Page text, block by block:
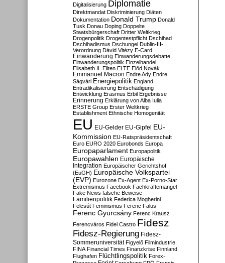
Digitalisierung Diplomatie
Direktmandat Diskriminierung Diäten
Dokumentation Donald Trump Donald
Tusk Donau Doping Doppelte
Staatsbürgerschaft Dritter Weltkrieg
Drogenpolitik Drogentestpflicht Dschihad
Dschihadismus Dschungel Dublin-III-
Verordnung Dávid Vitézy E-Card
Einwanderung Einwanderungsdebatte
Einwanderungspolitik Einzelhandel
Elisabeth II. Eliten ELTE Előd Novák
Emmanuel Macron Endre Ady Endre
Ságvári Energiepolitik England
Entradikalisierung Entschädigung
Entwicklung Erasmus Erbil Ergebnisse
Erinnerung Erklärung von Alba Iulia
ERSTE Group Erster Weltkrieg
Establishment Ethnische Homogenität
EU EU-Gelder EU-Gipfel EU-
Kommission EU-Ratspräsidentschaft
Euro EURO 2020 Eurobonds Europa
Europaparlament Europapolitik
Europawahlen Europäische
Integration Europäischer Gerichtshof
(EuGH) Europäische Volkspartei
(EVP) Eurozone Ex-Agent Ex-Porno-Star
Extremismus Facebook Fachkräftemangel
Fake News falsche Beweise
Familienpolitik Federica Mogherini
Felcsút Feminismus Ferenc Falus
Ferenc Gyurcsány Ferenc Krausz
Ferencváros Fidel Castro Fidesz
Fidesz-Regierung Fidesz-
Sommeruniversität Figyelő Filmindustrie
FINA Financial Times Finanzkrise Finnland
Flughafen Flüchtlingspolitik Forex-